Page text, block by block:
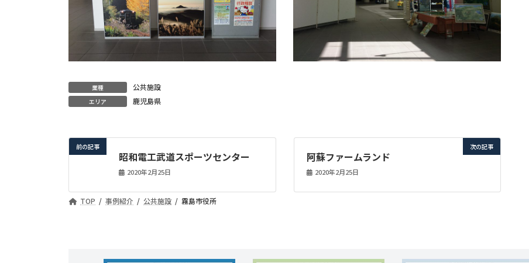
業種 公共施設
エリア 鹿児島県
前の記事
昭和電工武道スポーツセンター
2020年2月25日
次の記事
阿蘇ファームランド
2020年2月25日
TOP 事例紹介 公共施設 霧島市役所